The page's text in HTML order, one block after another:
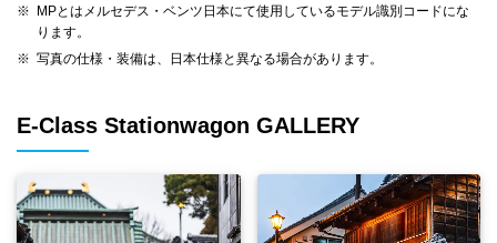
※
MPとはメルセデス・ベンツ日本にて使用しているモデル識別コードにな
ります。
※ 写真の仕様・装備は、日本仕様と異なる場合があります。
E-Class Stationwagon GALLERY